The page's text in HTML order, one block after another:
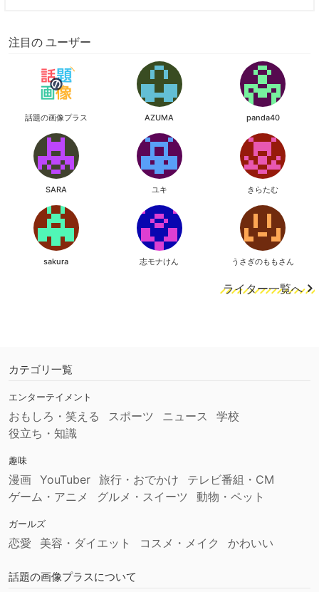
注目の ユーザー
話題の画像プラス AZUMA panda40
SARA ユキ きらたむ
sakura 志モナけん うさぎのももさん
ライター一覧へ
カテゴリ一覧
エンターテイメント
おもしろ・笑える スポーツ ニュース
学校
役立ち・知識
趣味
漫画 YouTuber 旅行・おでかけ
テレビ番組・CM
ゲーム・アニメ
グルメ・スイーツ 動物・ペット
ガールズ
恋愛 美容・ダイエット コスメ・メイク かわいい
話題の画像プラスについて